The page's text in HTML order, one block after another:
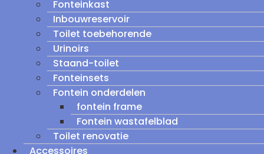
Fonteinkast
Inbouwreservoir
Toilet toebehorende
Urinoirs
Staand-toilet
Fonteinsets
Fontein onderdelen
fontein frame
Fontein wastafelblad
Toilet renovatie
Accessoires